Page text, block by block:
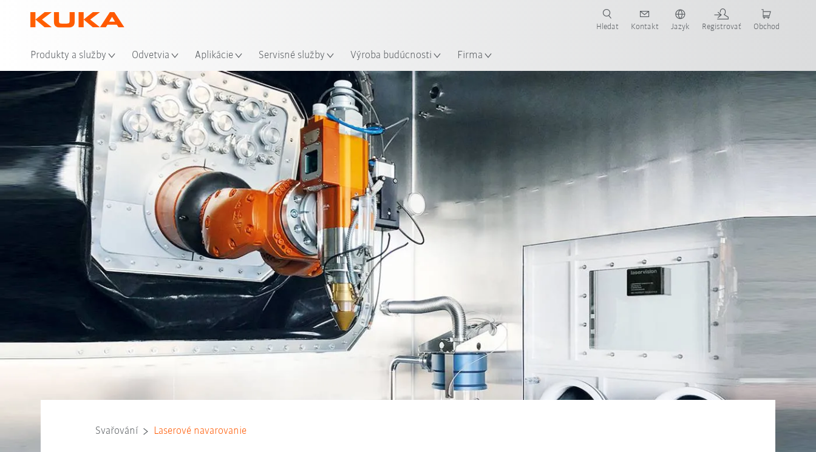
Produkty a služby Odvetvia Aplikácie Servisné služby Výroba budúcnosti Firma
Hledat Kontakt Jazyk Registrovať Obchod
Svařování Laserové navarovanie